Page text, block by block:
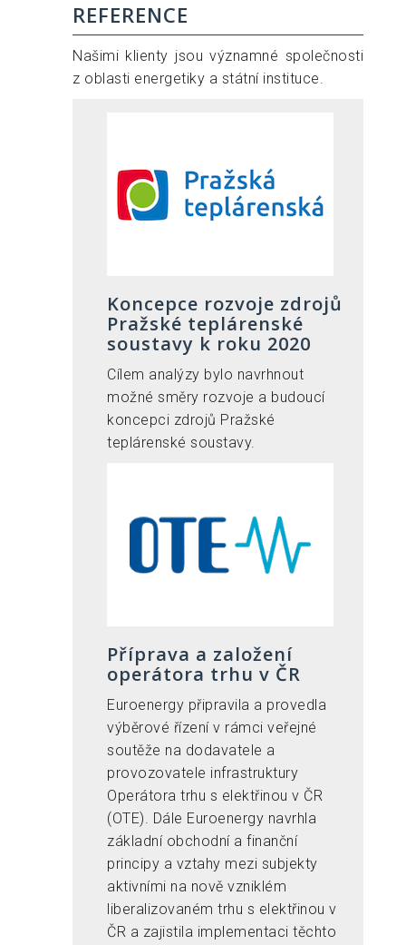
REFERENCE
Našimi klienty jsou významné společnosti
z oblasti energetiky a státní instituce.
Koncepce rozvoje zdrojů
Pražské teplárenské
soustavy k roku 2020
Cílem analýzy bylo navrhnout
možné směry rozvoje a budoucí
koncepci zdrojů Pražské
teplárenské soustavy.
Příprava a založení
operátora trhu v ČR
Euroenergy připravila a provedla
výběrové řízení v rámci veřejné
soutěže na dodavatele a
provozovatele infrastruktury
Operátora trhu s elektřinou v ČR
(OTE). Dále Euroenergy navrhla
základní obchodní a finanční
principy a vztahy mezi subjekty
aktivními na nově vzniklém
liberalizovaném trhu s elektřinou v
ČR a zajistila implementaci těchto